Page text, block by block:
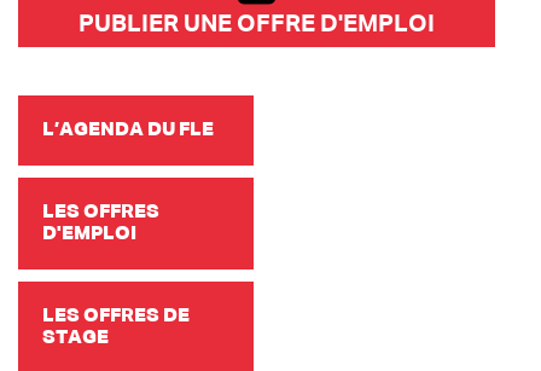
PUBLIER UNE OFFRE D'EMPLOI
L’AGENDA DU FLE
LES OFFRES
D'EMPLOI
LES OFFRES DE
STAGE